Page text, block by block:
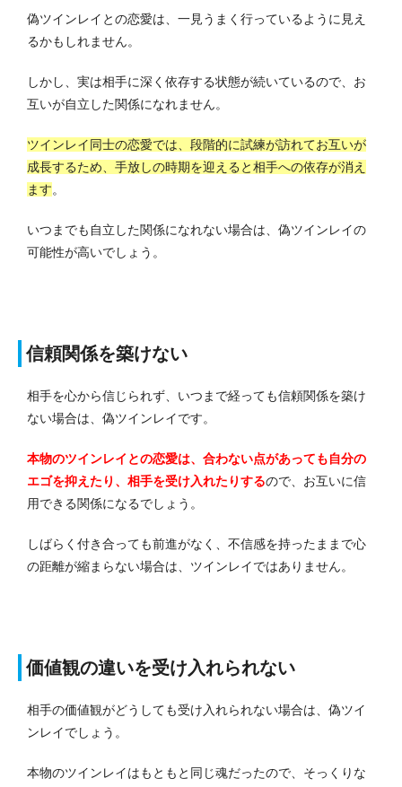
偽ツインレイとの恋愛は、一見うまく行っているように見え
るかもしれません。
しかし、実は相手に深く依存する状態が続いているので、お
互いが自立した関係になれません。
ツインレイ同士の恋愛では、段階的に試練が訪れてお互いが
成長するため、手放しの時期を迎えると相手への依存が消え
ます。
いつまでも自立した関係になれない場合は、偽ツインレイの
可能性が高いでしょう。
信頼関係を築けない
相手を心から信じられず、いつまで経っても信頼関係を築け
ない場合は、偽ツインレイです。
本物のツインレイとの恋愛は、合わない点があっても自分の
エゴを抑えたり、相手を受け入れたりするので、お互いに信
用できる関係になるでしょう。
しばらく付き合っても前進がなく、不信感を持ったままで心
の距離が縮まらない場合は、ツインレイではありません。
価値観の違いを受け入れられない
相手の価値観がどうしても受け入れられない場合は、偽ツイ
ンレイでしょう。
本物のツインレイはもともと同じ魂だったので、そっくりな